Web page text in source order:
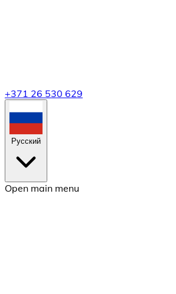
+371 26 530 629
Русский
Open main menu